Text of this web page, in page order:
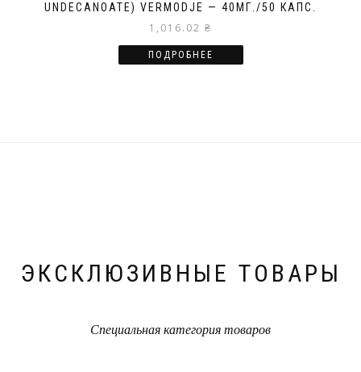
UNDECANOATE) VERMODJE — 40МГ./50 КАПС.
1,016.02 ₴
ПОДРОБНЕЕ
ЭКСКЛЮЗИВНЫЕ ТОВАРЫ
Специальная категория товаров